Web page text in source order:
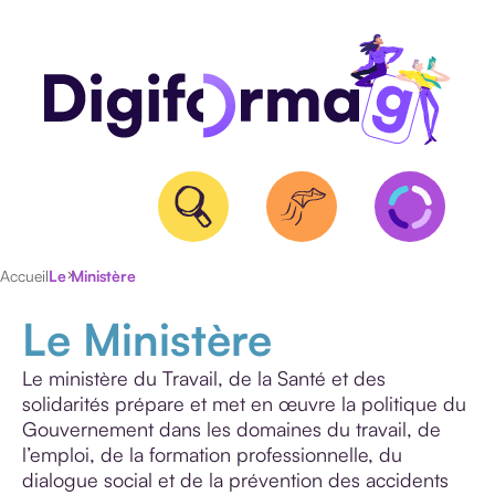
QUALIOPI
BPF
ET
NDA
CERTIFICATION
RS/RNCP
AccueilLe Ministère
Le Ministère
Le ministère du Travail, de la Santé et des
solidarités prépare et met en œuvre la politique du
Gouvernement dans les domaines du travail, de
l’emploi, de la formation professionnelle, du
dialogue social et de la prévention des accidents